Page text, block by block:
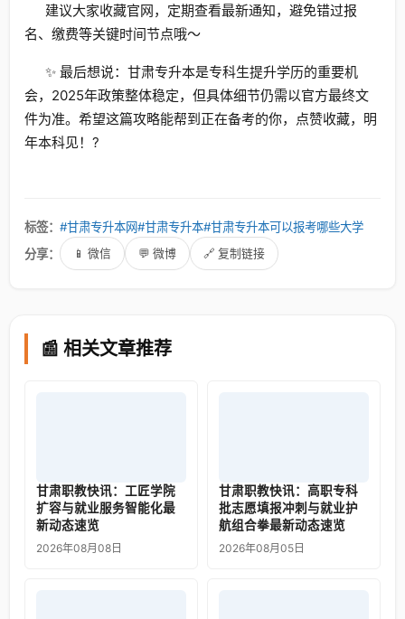
建议大家收藏官网，定期查看最新通知，避免错过报
名、缴费等关键时间节点哦～
✨ 最后想说：甘肃专升本是专科生提升学历的重要机
会，2025年政策整体稳定，但具体细节仍需以官方最终文
件为准。希望这篇攻略能帮到正在备考的你，点赞收藏，明
年本科见！?
标签： #甘肃专升本网#甘肃专升本#甘肃专升本可以报考哪些大学
分享：
📱 微信 💬 微博 🔗 复制链接
📰 相关文章推荐
甘肃职教快讯：工匠学院
扩容与就业服务智能化最
新动态速览
2026年08月08日
甘肃职教快讯：高职专科
批志愿填报冲刺与就业护
航组合拳最新动态速览
2026年08月05日